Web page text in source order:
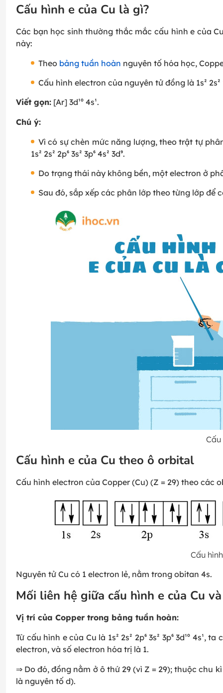
Cấu hình e của Cu là gì?
Các bạn học sinh thường thắc mắc cấu hình e của
này:
Theo bảng tuần hoàn nguyên tố hóa học,
Cấu hình electron của nguyên tử đồng là 1s² 2s²
Viết gọn: [Ar] 3d¹⁰ 4s¹.
Chú ý:
Vì có sự chèn mức năng lượng, theo trật tự
1s² 2s² 2p⁶ 3s² 3p⁶ 4s² 3d⁹.
Do trạng thái này không bền, một electron ở
Sau đó, sắp xếp các phân lớp theo từng lớp để
Cấu
Cấu hình e của Cu theo ô orbital
Cấu hình electron của Copper (Cu) (Z = 29) theo các
Cấu
Nguyên tử Cu có 1 electron lẻ, nằm trong obitan 4s.
Mối liên hệ giữa cấu hình e của Cu
Vị trí của Copper trong bảng tuần hoàn:
Từ cấu hình e của Cu là 1s² 2s² 2p⁶ 3s² 3p⁶ 3d¹⁰
electron, và số electron hóa trị là 1.
⇒ Do đó, đồng nằm ở ô thứ 29 (vì Z = 29); thuộc chu
là nguyên tố d).